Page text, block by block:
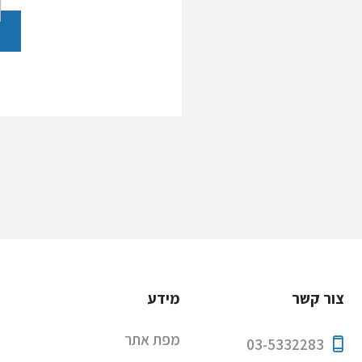
צור קשר
03-5332283
מידע
מפת אתר